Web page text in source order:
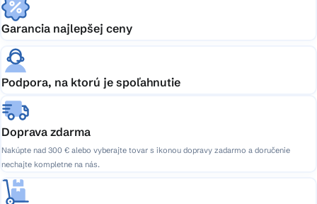
Garancia najlepšej ceny
Podpora, na ktorú je spoľahnutie
Doprava zdarma
Nakúpte nad 300 € alebo vyberajte tovar s ikonou dopravy zadarmo a doručenie
nechajte kompletne na nás.